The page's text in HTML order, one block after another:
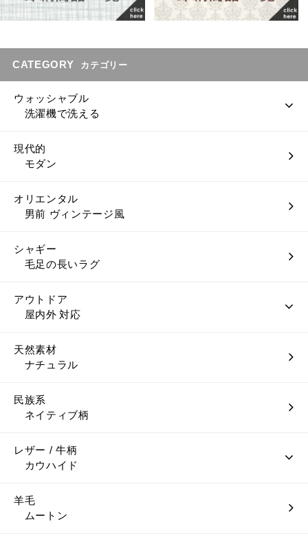
CATEGORY カテゴリー
ウォッシャブル
洗濯機で洗える
現代的
モダン
オリエンタル
男前 ヴィンテージ風
シャギー
毛足の長いラグ
アウトドア
屋内外 対応
天然素材
ナチュラル
民族系
ネイティブ柄
レザー / 牛柄
カウハイド
羊毛
ムートン